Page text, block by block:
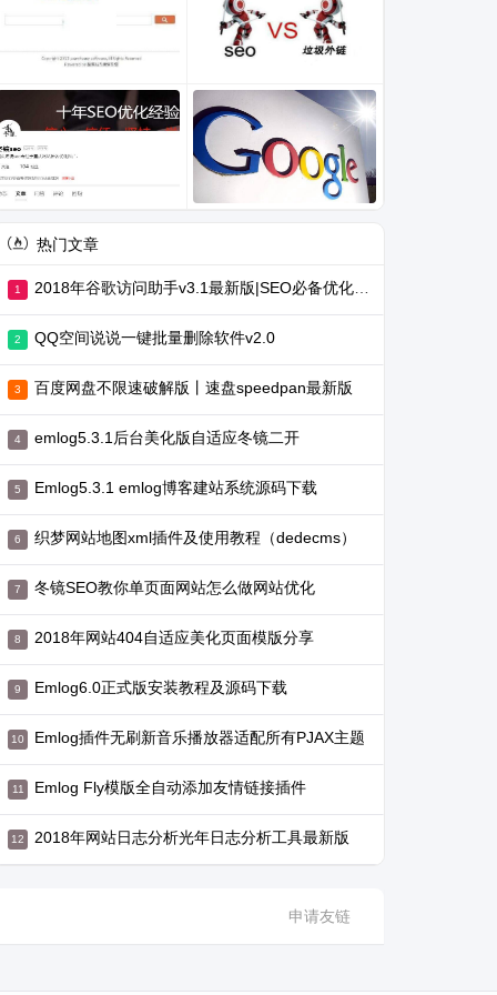
热门文章
2018年谷歌访问助手v3.1最新版|SEO必备优化工具
QQ空间说说一键批量删除软件v2.0
百度网盘不限速破解版丨速盘speedpan最新版
emlog5.3.1后台美化版自适应冬镜二开
Emlog5.3.1 emlog博客建站系统源码下载
织梦网站地图xml插件及使用教程（dedecms）
冬镜SEO教你单页面网站怎么做网站优化
2018年网站404自适应美化页面模版分享
Emlog6.0正式版安装教程及源码下载
Emlog插件无刷新音乐播放器适配所有PJAX主题
Emlog Fly模版全自动添加友情链接插件
2018年网站日志分析光年日志分析工具最新版
申请友链